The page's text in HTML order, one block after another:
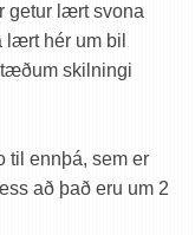
getur lært svona
lært hér um bil
skilningi
til ennþá, sem er
að það eru um 2